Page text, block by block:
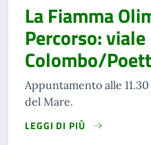
La Fiamma
Percorso: viale
Colombo/
Appuntamento alle
del Mare.
LEGGI DI PIÙ